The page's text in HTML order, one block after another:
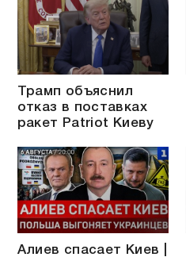
Трамп объяснил
отказ в поставках
ракет Patriot Киеву
Алиев спасает Киев |